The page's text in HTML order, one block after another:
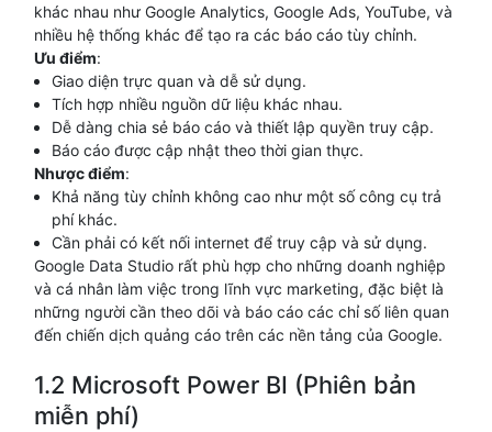
khác nhau như Google Analytics, Google Ads, YouTube, và
nhiều hệ thống khác để tạo ra các báo cáo tùy chỉnh.
Ưu điểm:
Giao diện trực quan và dễ sử dụng.
Tích hợp nhiều nguồn dữ liệu khác nhau.
Dễ dàng chia sẻ báo cáo và thiết lập quyền truy cập.
Báo cáo được cập nhật theo thời gian thực.
Nhược điểm:
Khả năng tùy chỉnh không cao như một số công cụ trả
phí khác.
Cần phải có kết nối internet để truy cập và sử dụng.
Google Data Studio rất phù hợp cho những doanh nghiệp
và cá nhân làm việc trong lĩnh vực marketing, đặc biệt là
những người cần theo dõi và báo cáo các chỉ số liên quan
đến chiến dịch quảng cáo trên các nền tảng của Google.
1.2 Microsoft Power BI (Phiên bản
miễn phí)